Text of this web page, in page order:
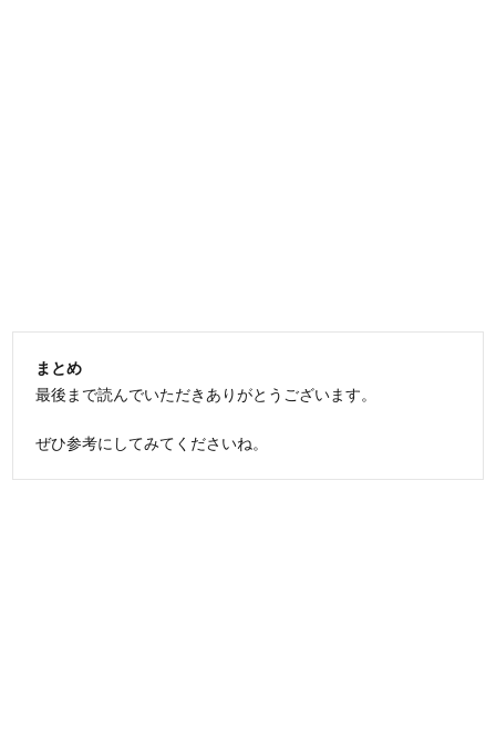
まとめ
最後まで読んでいただきありがとうございます。
ぜひ参考にしてみてくださいね。